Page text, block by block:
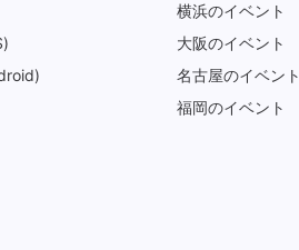
横浜のイベント
大阪のイベント
名古屋のイベント
福岡のイベント